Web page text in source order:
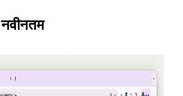
नवीनतम
करें, क्रेडिट कमाएं — NextDocs v1.10